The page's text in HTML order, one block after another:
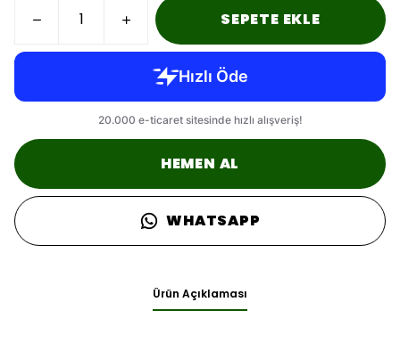
SEPETE EKLE
HEMEN AL
WHATSAPP
Ürün Açıklaması